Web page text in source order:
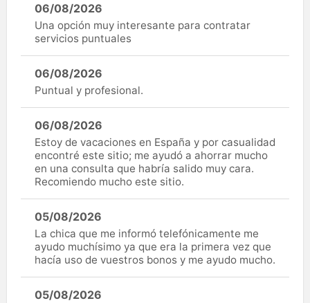
06/08/2026
Una opción muy interesante para contratar
servicios puntuales
06/08/2026
Puntual y profesional.
06/08/2026
Estoy de vacaciones en España y por casualidad
encontré este sitio; me ayudó a ahorrar mucho
en una consulta que habría salido muy cara.
Recomiendo mucho este sitio.
05/08/2026
La chica que me informó telefónicamente me
ayudo muchísimo ya que era la primera vez que
hacía uso de vuestros bonos y me ayudo mucho.
05/08/2026